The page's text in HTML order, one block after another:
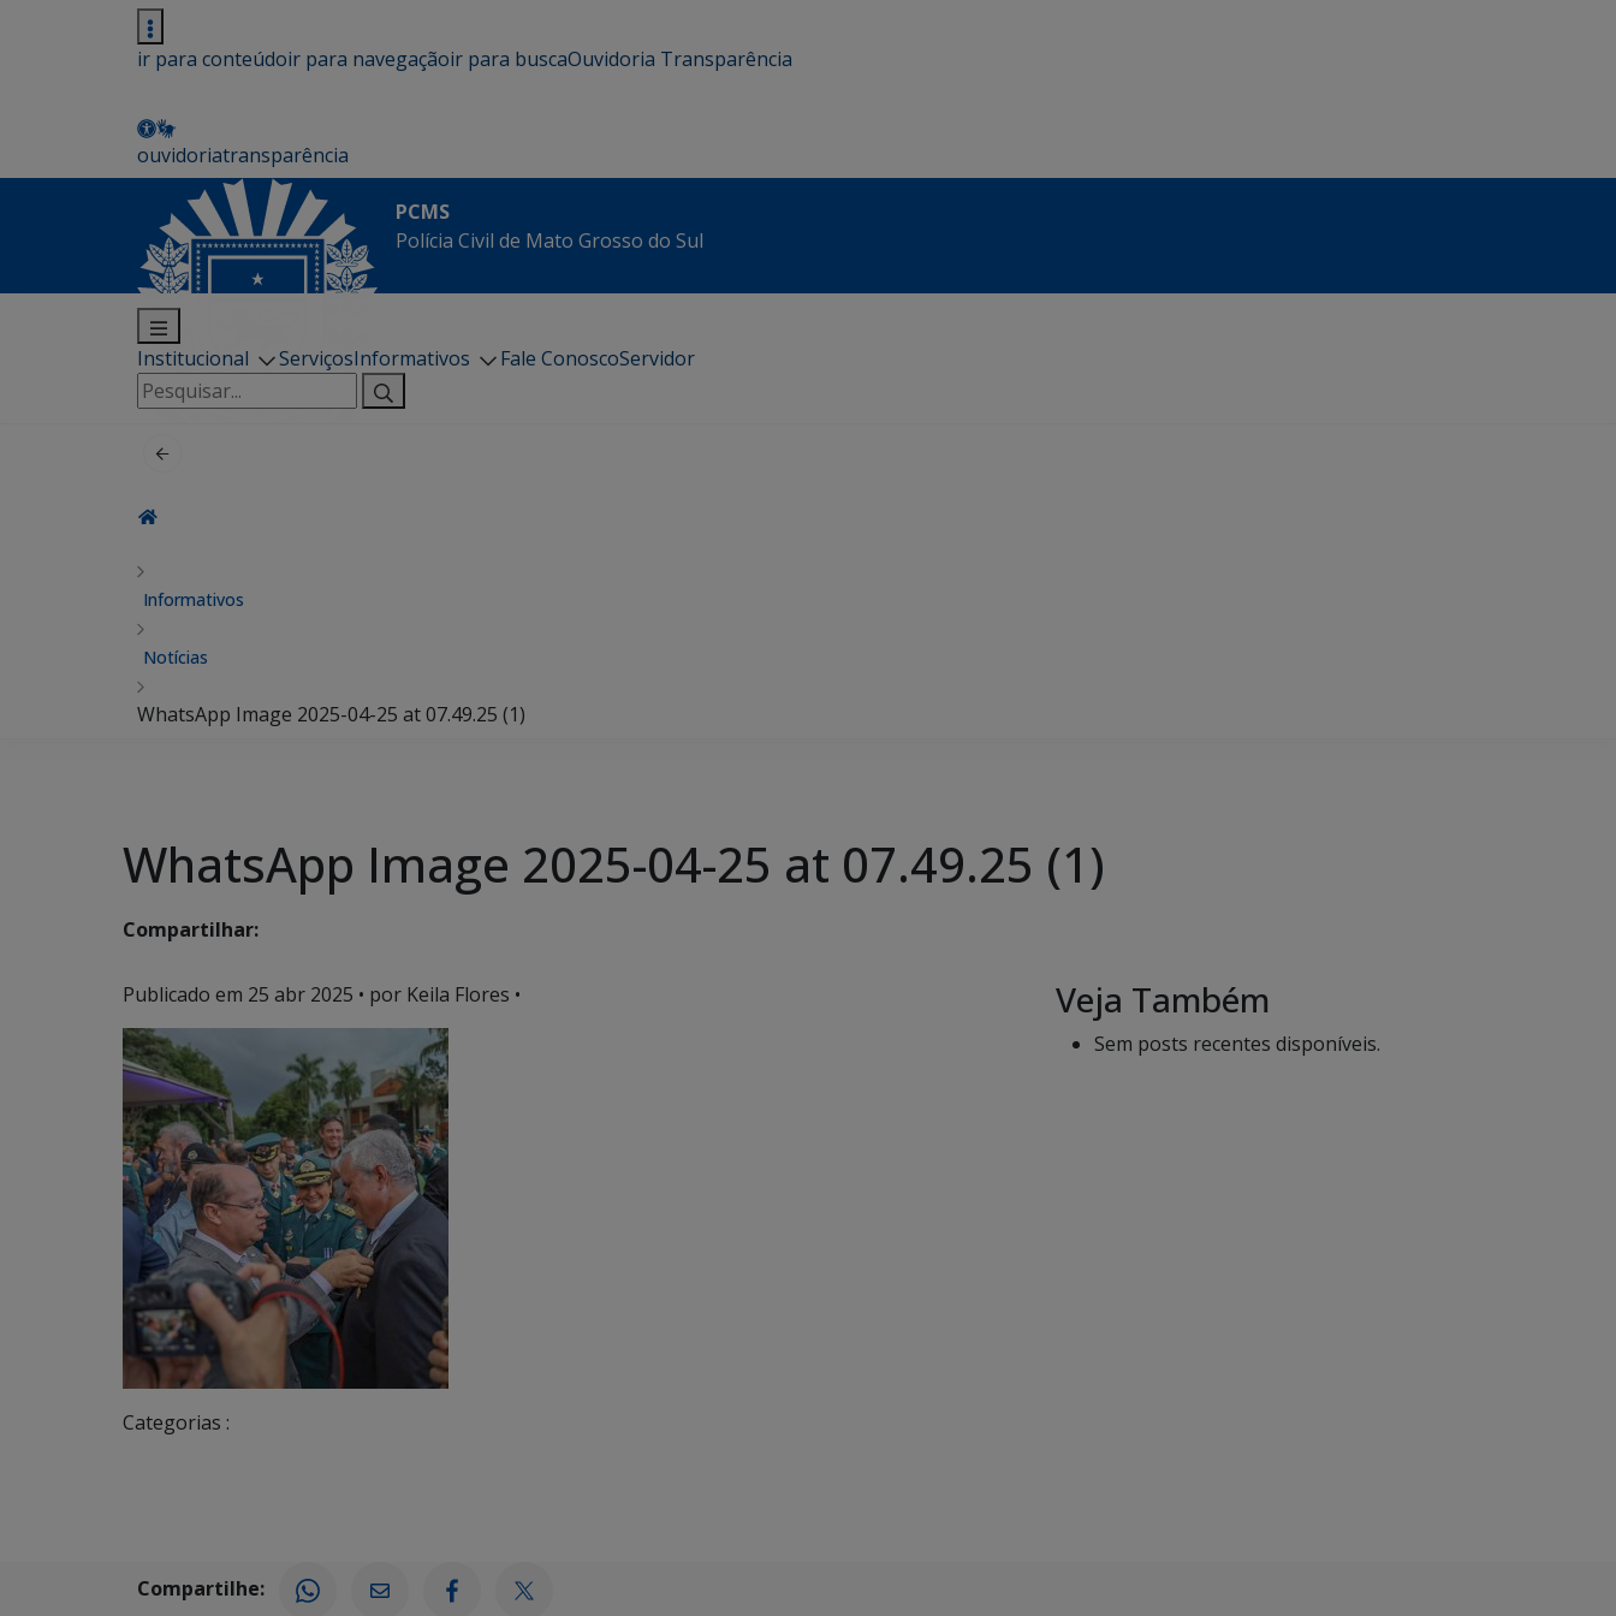
ir para conteúdoir para navegaçãoir para buscaOuvidoria Transparência
ouvidoriatransparência
PCMS
Polícia Civil de Mato Grosso do Sul
Institucional ServiçosInformativos Fale ConoscoServidor
Pesquisar
por:
Informativos
Notícias
WhatsApp Image 2025-04-25 at 07.49.25 (1)
WhatsApp Image 2025-04-25 at 07.49.25 (1)
Compartilhar:
Publicado em 25 abr 2025 • por Keila Flores •
Categorias :
Veja Também
Sem posts recentes disponíveis.
Compartilhe: